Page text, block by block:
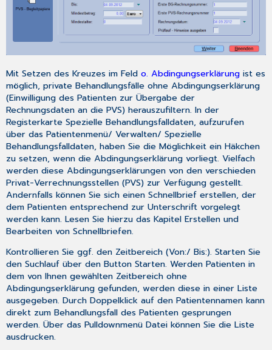
Mit Setzen des Kreuzes im Feldo. Abdingungserklärung ist es
möglich, private Behandlungsfälle ohne Abdingungserklärung
(Einwilligung des Patienten zur Übergabe der
Rechnungsdaten an die PVS) herauszufiltern. In der
RegisterkarteSpezielle Behandlungsfalldaten, aufzurufen
über dasPatientenmenü/Verwalten/Spezielle
Behandlungsfalldaten, haben Sie die Möglichkeit ein Häkchen
zu setzen, wenn die Abdingungserklärung vorliegt. Vielfach
werden diese Abdingungserklärungen von den verschieden
Privat-Verrechnungsstellen (PVS) zur Verfügung gestellt.
Andernfalls können Sie sich einen Schnellbrief erstellen, der
dem Patienten entsprechend zur Unterschrift vorgelegt
werden kann. Lesen Sie hierzu das KapitelErstellen und
Bearbeiten von Schnellbriefen.
Kontrollieren Sie ggf. den Zeitbereich (Von:/ Bis:). Starten Sie
den Suchlauf über den ButtonStarten. Werden Patienten in
dem von Ihnen gewählten Zeitbereich ohne
Abdingungserklärung gefunden, werden diese in einer Liste
ausgegeben. Durch Doppelklick auf den Patientennamen kann
direkt zum Behandlungsfall des Patienten gesprungen
werden. Über das PulldownmenüDatei können Sie die Liste
ausdrucken.